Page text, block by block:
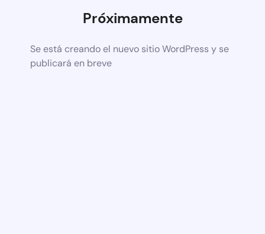
Próximamente
Se está creando el nuevo sitio WordPress y se
publicará en breve